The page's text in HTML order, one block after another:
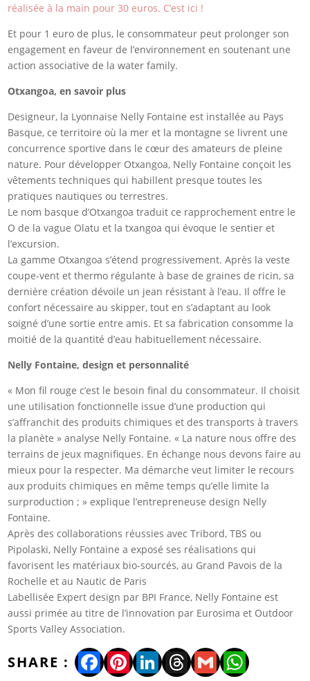
réalisée à la main pour 30 euros. C’est ici !
Et pour 1 euro de plus, le consommateur peut prolonger son
engagement en faveur de l’environnement en soutenant une
action associative de la water family.
Otxangoa, en savoir plus
Designeur, la Lyonnaise Nelly Fontaine est installée au Pays
Basque, ce territoire où la mer et la montagne se livrent une
concurrence sportive dans le cœur des amateurs de pleine
nature. Pour développer Otxangoa, Nelly Fontaine conçoit les
vêtements techniques qui habillent presque toutes les
pratiques nautiques ou terrestres.
Le nom basque d’Otxangoa traduit ce rapprochement entre le
O de la vague Olatu et la txangoa qui évoque le sentier et
l’excursion.
La gamme Otxangoa s’étend progressivement. Après la veste
coupe-vent et thermo régulante à base de graines de ricin, sa
dernière création dévoile un jean résistant à l’eau. Il offre le
confort nécessaire au skipper, tout en s’adaptant au look
soigné d’une sortie entre amis. Et sa fabrication consomme la
moitié de la quantité d’eau habituellement nécessaire.
Nelly Fontaine, design et personnalité
« Mon fil rouge c’est le besoin final du consommateur. Il choisit
une utilisation fonctionnelle issue d’une production qui
s’affranchit des produits chimiques et des transports à travers
la planète » analyse Nelly Fontaine. « La nature nous offre des
terrains de jeux magnifiques. En échange nous devons faire au
mieux pour la respecter. Ma démarche veut limiter le recours
aux produits chimiques en même temps qu’elle limite la
surproduction ; » explique l’entrepreneuse design Nelly
Fontaine.
Après des collaborations réussies avec Tribord, TBS ou
Pipolaski, Nelly Fontaine a exposé ses réalisations qui
favorisent les matériaux bio-sourcés, au Grand Pavois de la
Rochelle et au Nautic de Paris
Labellisée Expert design par BPI France, Nelly Fontaine est
aussi primée au titre de l’innovation par Eurosima et Outdoor
Sports Valley Association.
Facebook
Pinterest
LinkedIn
Threads
Gmail